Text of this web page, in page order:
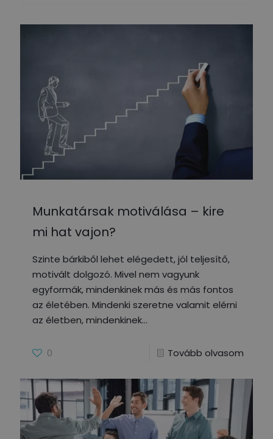
Munkatársak motiválása – kire
mi hat vajon?
Szinte bárkiből lehet elégedett, jól teljesítő,
motivált dolgozó. Mivel nem vagyunk
egyformák, mindenkinek más és más fontos
az életében. Mindenki szeretne valamit elérni
az életben, mindenkinek
0 Tovább olvasom